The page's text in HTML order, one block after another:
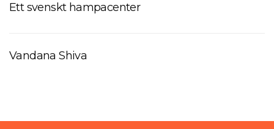
Ett svenskt hampacenter
Vandana Shiva